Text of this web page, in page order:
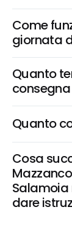
Come
giornata
Quanto
consegna
Quanto
Cosa
Salamoia
dare